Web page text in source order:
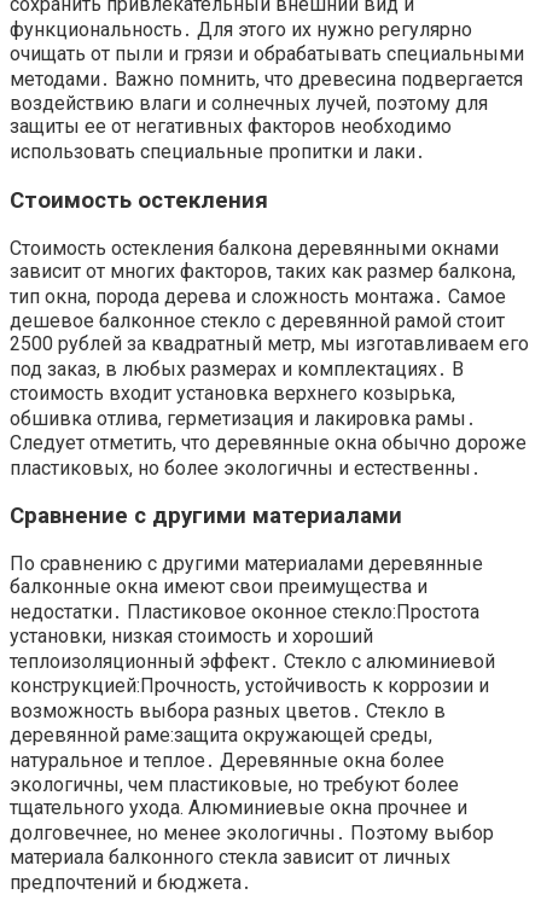
функциональность․ Для этого их нужно регулярно
очищать от пыли и грязи и обрабатывать специальными
методами․ Важно помнить, что древесина подвергается
воздействию влаги и солнечных лучей, поэтому для
защиты ее от негативных факторов необходимо
использовать специальные пропитки и лаки․
Стоимость остекления
Стоимость остекления балкона деревянными окнами
зависит от многих факторов, таких как размер балкона,
тип окна, порода дерева и сложность монтажа․ Самое
дешевое балконное стекло с деревянной рамой стоит
2500 рублей за квадратный метр, мы изготавливаем его
под заказ, в любых размерах и комплектациях․ В
стоимость входит установка верхнего козырька,
обшивка отлива, герметизация и лакировка рамы․
Следует отметить, что деревянные окна обычно дороже
пластиковых, но более экологичны и естественны․
Сравнение с другими материалами
По сравнению с другими материалами деревянные
балконные окна имеют свои преимущества и
недостатки․ Пластиковое оконное стекло:Простота
установки, низкая стоимость и хороший
теплоизоляционный эффект․ Стекло с алюминиевой
конструкцией:Прочность, устойчивость к коррозии и
возможность выбора разных цветов․ Стекло в
деревянной раме:защита окружающей среды,
натуральное и теплое․ Деревянные окна более
экологичны, чем пластиковые, но требуют более
тщательного ухода. Алюминиевые окна прочнее и
долговечнее, но менее экологичны․ Поэтому выбор
материала балконного стекла зависит от личных
предпочтений и бюджета․